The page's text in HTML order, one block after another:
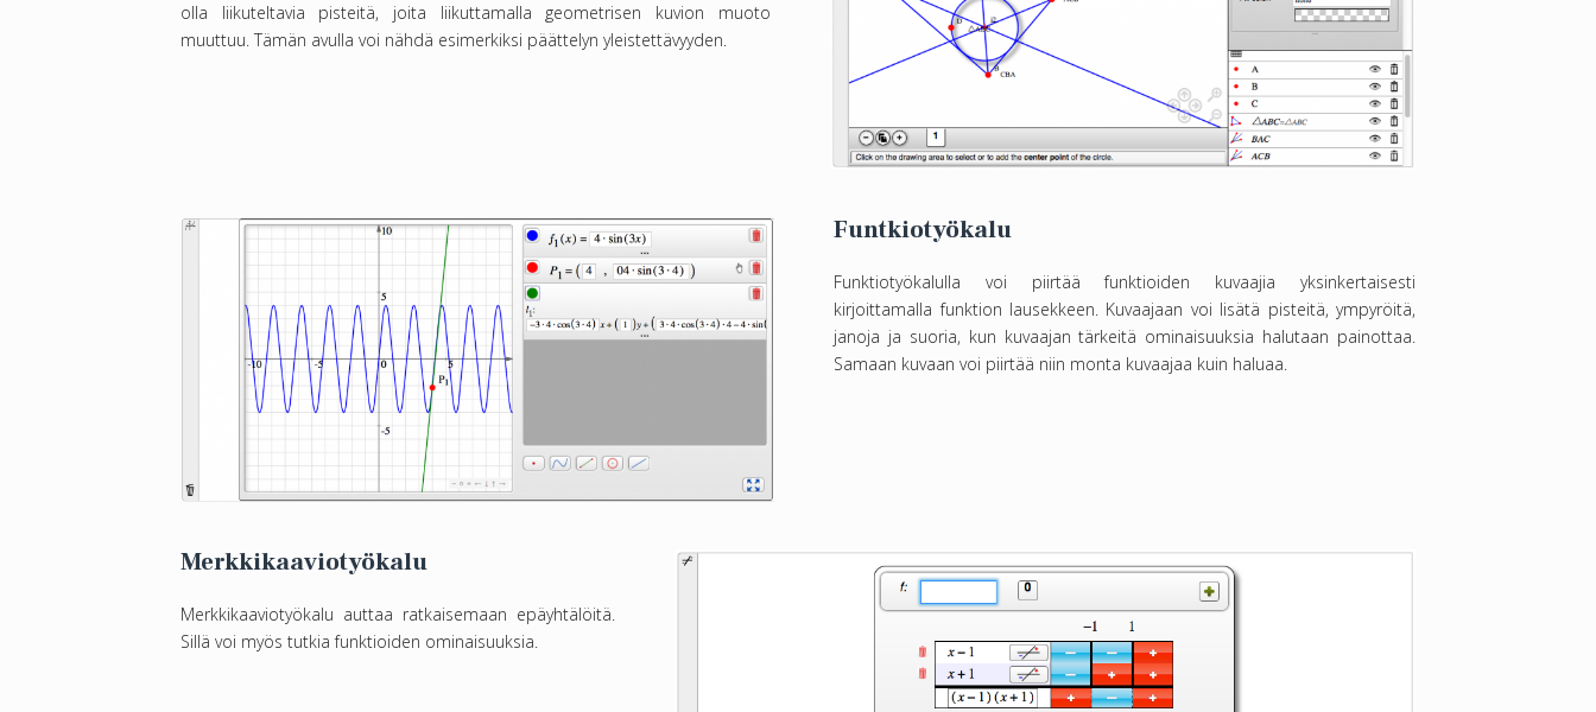
olla liikuteltavia pisteitä, joita liikuttamalla geometrisen kuvion muoto
muuttuu. Tämän avulla voi nähdä esimerkiksi päättelyn yleistettävyyden.
Funtkiotyökalu
Funktiotyökalulla voi piirtää funktioiden kuvaajia yksinkertaisesti
kirjoittamalla funktion lausekkeen. Kuvaajaan voi lisätä pisteitä, ympyröitä,
janoja ja suoria, kun kuvaajan tärkeitä ominaisuuksia halutaan painottaa.
Samaan kuvaan voi piirtää niin monta kuvaajaa kuin haluaa.
Merkkikaaviotyökalu
Merkkikaaviotyökalu auttaa ratkaisemaan epäyhtälöitä.
Sillä voi myös tutkia funktioiden ominaisuuksia.